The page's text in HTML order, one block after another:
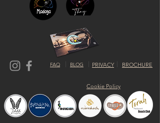
FAQ BLOG PRIVACY BROCHURE
Cookie Policy